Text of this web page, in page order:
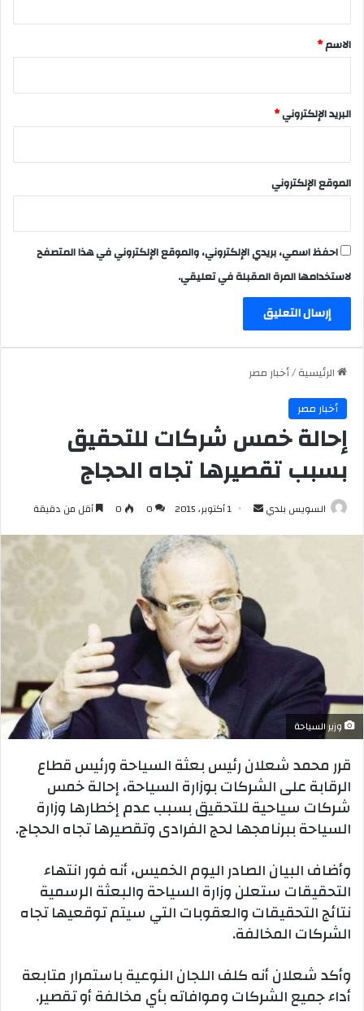
*
الاسم*
البريد الإلكتروني*
الموقع الإلكتروني
احفظ اسمي، بريدي الإلكتروني، والموقع الإلكتروني في هذا المتصفح
لاستخدامها المرة المقبلة في تعليقي.
الرئيسية/أخبار مصر
أخبار مصر
إحالة خمس شركات للتحقيق
بسبب تقصيرها تجاه الحجاج
السويس بلدي
أرسل
إلكترونيا
1 أكتوبر، 2015 0
0 أقل من دقيقة
وزير السياحة
قرر محمد شعلان رئيس بعثة السياحة ورئيس قطاع
الرقابة على الشركات بوزارة السياحة، إحالة خمس
شركات سياحية للتحقيق بسبب عدم إخطارها وزارة
السياحة ببرنامجها لحج الفرادى وتقصيرها تجاه الحجاج.
وأضاف البيان الصادر اليوم الخميس، أنه فور انتهاء
التحقيقات ستعلن وزارة السياحة والبعثة الرسمية
نتائج التحقيقات والعقوبات التي سيتم توقعيها تجاه
الشركات المخالفة.
وأكد شعلان أنه كلف اللجان النوعية باستمرار متابعة
أداء جميع الشركات وموافاته بأي مخالفة أو تقصير.